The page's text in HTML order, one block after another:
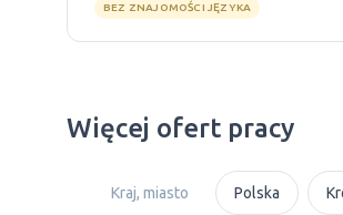
BEZ ZNAJOMOŚCI JĘZYKA
Więcej ofert pracy
Kraj, miasto Polska